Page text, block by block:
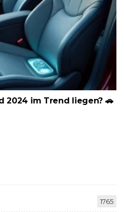
2024 im Trend liegen? 🚗
1765